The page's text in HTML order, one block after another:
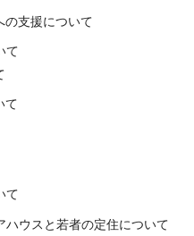
支援について
て
て
て
ウスと若者の定住について